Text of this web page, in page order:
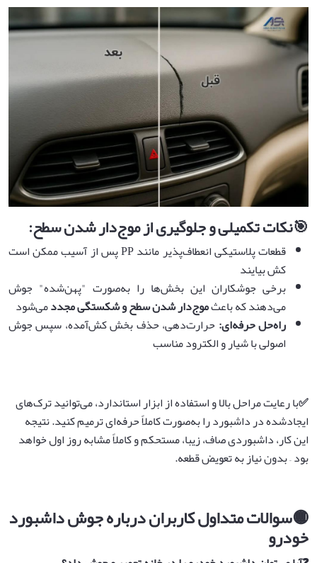
🎯نکات تکمیلی و جلوگیری از موج‌دار شدن سطح:
قطعات پلاستیکی انعطاف‌پذیر مانند PP پس از آسیب ممکن است
کش بیایند
برخی جوشکاران این بخش‌ها را به‌صورت "پهن‌شده" جوش
می‌دهند که باعثموج‌دار شدن سطح و شکستگی مجددمی‌شود
راه‌حل حرفه‌ای:حرارت‌دهی، حذف بخش کش‌آمده، سپس جوش
اصولی با شیار و الکترود مناسب
✅با رعایت مراحل بالا و استفاده از ابزار استاندارد، می‌توانید ترک‌های
ایجادشده در داشبورد را به‌صورت کاملاً حرفه‌ای ترمیم کنید. نتیجه
این کار، داشبوردی صاف، زیبا، مستحکم و کاملاً مشابه روز اول خواهد
بود – بدون نیاز به تعویض قطعه.
🟡سوالات متداول کاربران درباره جوش داشبورد
خودرو